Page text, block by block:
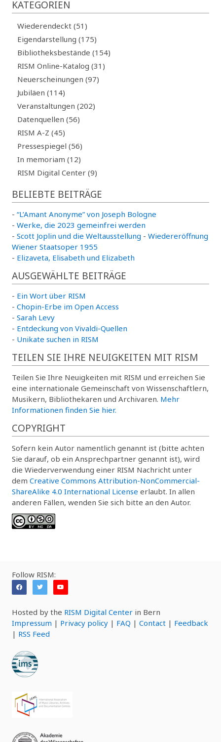
KATEGORIEN
Wiederendeckt (51)
Eigendarstellung (175)
Bibliotheksbestände (154)
RISM Online-Katalog (31)
Neuerscheinungen (97)
Jubiläen (114)
Veranstaltungen (202)
Datenquellen (56)
RISM A-Z (45)
Pressespiegel (56)
In memoriam (12)
RISM Digital Center (9)
BELIEBTE BEITRÄGE
- “L’Amant Anonyme” von Joseph Bologne
- Werke, die 2023 gemeinfrei werden
- Scott Joplin und die Weltausstellung - Wiedereröffnung
Wiener Staatsoper 1955
- Elizaveta, Elisabeth und Elizabeth
AUSGEWÄHLTE BEITRÄGE
- Ein Wort über RISM
- Chopin-Erbe im Open Access
- Sarah Levy
- Entdeckung von Vivaldi-Quellen
- Unikate suchen in RISM
TEILEN SIE IHRE NEUIGKEITEN MIT RISM
Teilen Sie Ihre Neuigkeiten mit RISM und erreichen Sie
eine internationale Gemeinschaft von Wissenschaftlern,
Musikern, Bibliothekaren und Archivaren. Mehr
Informationen finden Sie hier.
COPYRIGHT
Sofern kein Autor namentlich genannt ist (bitte achten
Sie darauf, ob ein Ansprechpartner genannt ist), wird
die Wiederverwendung einer RISM Nachricht unter
dem Creative Commons Attribution-NonCommercial-
ShareAlike 4.0 International License erlaubt. In allen
anderen Fällen, wenden Sie sich bitte an den Autor.
Follow RISM:
Hosted by the RISM Digital Center in Bern
Impressum | Privacy policy | FAQ | Contact | Feedback
| RSS Feed